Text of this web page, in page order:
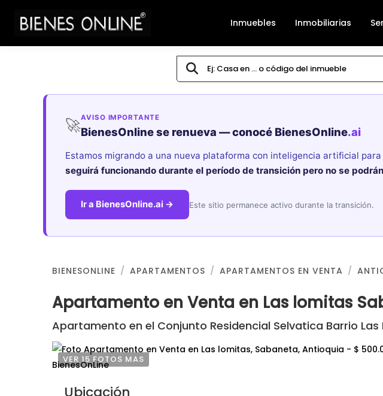
Inmuebles Inmobiliarias
🚀AVISO IMPORTANTE
BienesOnline se renueva — conocé BienesOnline.ai
Estamos migrando a una nueva plataforma con inteligencia artificial
seguirá funcionando durante el período de transición pero no se
Ir a BienesOnline.ai → Este sitio permanece activo durante la transición.
BIENESONLINE APARTAMENTOS APARTAMENTOS EN VENTA
Apartamento en Venta en Las lomitas
Apartamento en el Conjunto Residencial Selvatica Barrio Las
VER 15 FOTOS MAS
Ubicación